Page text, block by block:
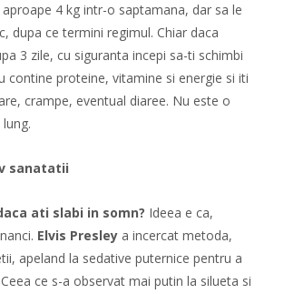
4 kg intr-o saptamana, dar sa le
dupa ce termini regimul. Chiar daca
3 zile, cu siguranta incepi sa-ti schimbi
contine proteine, vitamine si energie si iti
crampe, eventual diaree. Nu este o
sanatatii
ati slabi in somn? Ideea e ca,
Elvis Presley a incercat metoda,
apeland la sedative puternice pentru a
ce s-a observat mai putin la silueta si